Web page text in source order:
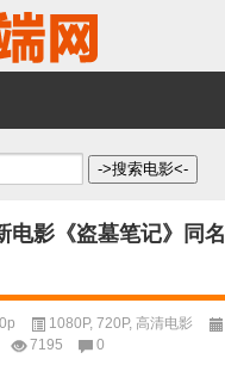
电影《盗墓笔记》同
1080P, 720P, 高清电影
7195 0